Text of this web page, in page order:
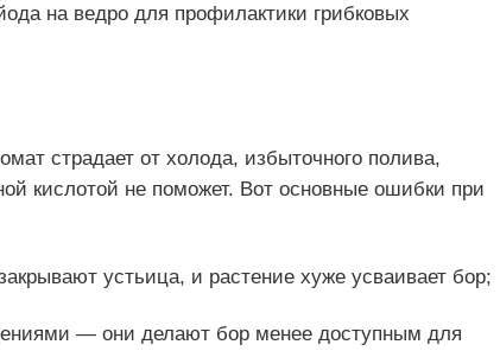
на ведро для профилактики грибковых
страдает от холода, избыточного полива,
кислотой не поможет. Вот основные ошибки при
устьица, и растение хуже усваивает бор;
— они делают бор менее доступным для